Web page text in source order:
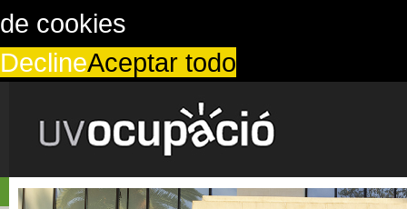
de cookies
DeclineAceptar todo